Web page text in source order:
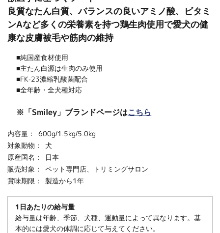
良質なたん白質、バランスの良いアミノ酸、ビタミ
ンAなど多くの栄養素を持つ鶏生肉使用で愛犬の健
康な皮膚被毛や筋肉の維持
■純国産食材使用
■主たん白源は生肉のみ使用
■FK-23濃縮乳酸菌配合
■全年齢・全犬種対応
※「Smiley」ブランドページはこちら
内容量：
600g/1.5kg/5.0kg
対象動物：
犬
原産国名：
日本
販売対象：
ペット専門店、トリミングサロン
賞味期限：
製造から1年
1日あたりの給与量
給与量は年齢、季節、犬種、運動量によって異なります。基
本的には愛犬の体調に応じて与えてください。